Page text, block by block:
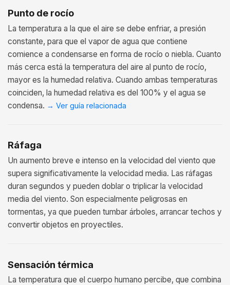
Punto de rocío
La temperatura a la que el aire se debe enfriar, a presión
constante, para que el vapor de agua que contiene
comience a condensarse en forma de rocío o niebla. Cuanto
más cerca está la temperatura del aire al punto de rocío,
mayor es la humedad relativa. Cuando ambas temperaturas
coinciden, la humedad relativa es del 100% y el agua se
condensa. → Ver guía relacionada
Ráfaga
Un aumento breve e intenso en la velocidad del viento que
supera significativamente la velocidad media. Las ráfagas
duran segundos y pueden doblar o triplicar la velocidad
media del viento. Son especialmente peligrosas en
tormentas, ya que pueden tumbar árboles, arrancar techos y
convertir objetos en proyectiles.
Sensación térmica
La temperatura que el cuerpo humano percibe, que combina